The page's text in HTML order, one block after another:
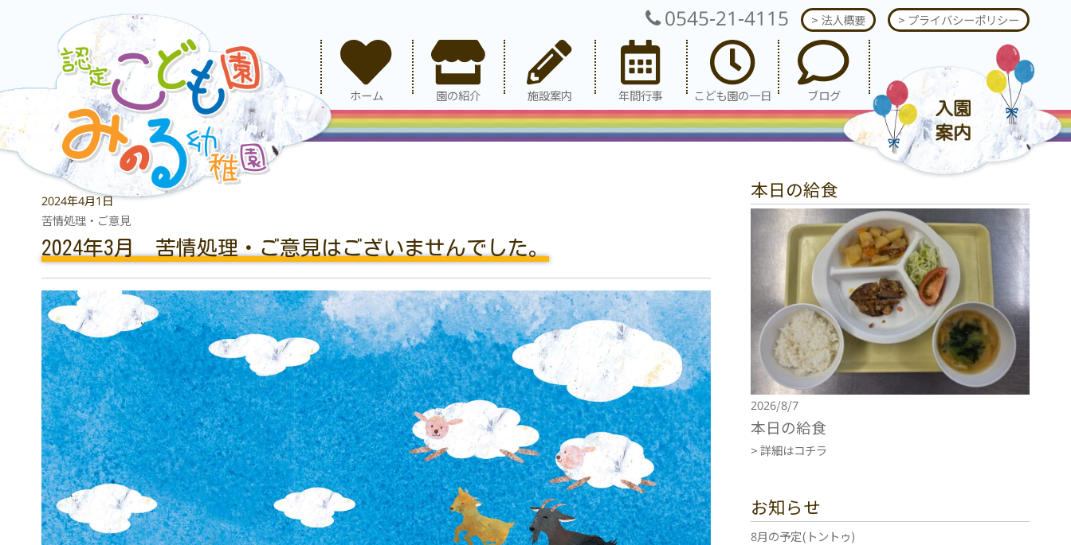
0545-21-4115 > 法人概要 > プライバシーポリシー
ホーム 園の紹介 施設案内 年間行事 こども園の一日 ブログ
2024年4月1日
苦情処理・ご意見
2024年3月 苦情処理・ご意見はございませんでした。
本日の給食
2026/8/7
本日の給食
> 詳細はコチラ
お知らせ
8月の予定(トントゥ)